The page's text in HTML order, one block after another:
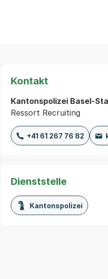
oder Fenster geöffnet
Kontakt
Kantonspolizei Basel-
Ressort Recruiting
+41 61 267 76 82
Dienststelle
Kantonspolizei